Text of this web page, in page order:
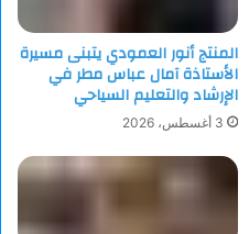
المنتج أنور العمودي يتبنى مسيرة
الأستاذة آمال عباس مطر في
الإرشاد والتعليم السياحي
3 أغسطس، 2026